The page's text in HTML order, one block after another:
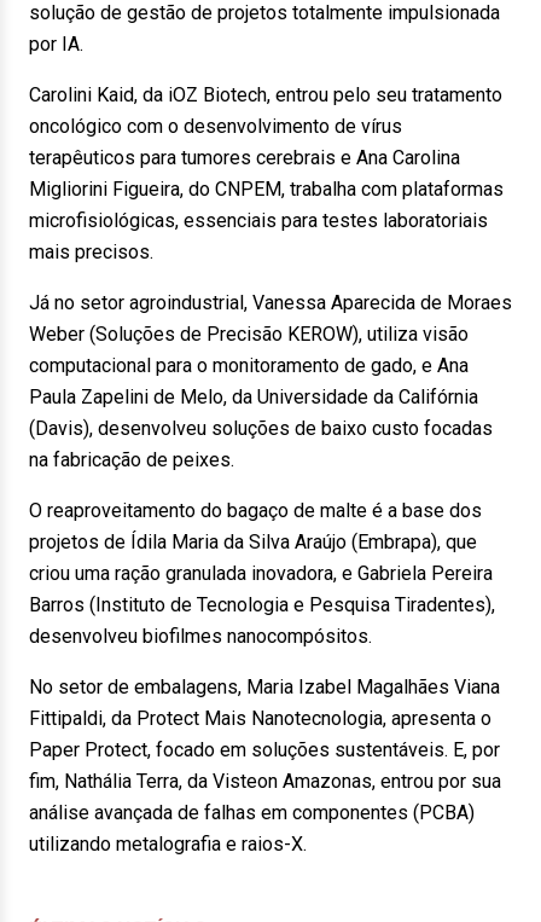
solução de gestão de projetos totalmente impulsionada
por IA.
Carolini Kaid, da iOZ Biotech, entrou pelo seu tratamento
oncológico com o desenvolvimento de vírus
terapêuticos para tumores cerebrais e Ana Carolina
Migliorini Figueira, do CNPEM, trabalha com plataformas
microfisiológicas, essenciais para testes laboratoriais
mais precisos.
Já no setor agroindustrial, Vanessa Aparecida de Moraes
Weber (Soluções de Precisão KEROW), utiliza visão
computacional para o monitoramento de gado, e Ana
Paula Zapelini de Melo, da Universidade da Califórnia
(Davis), desenvolveu soluções de baixo custo focadas
na fabricação de peixes.
O reaproveitamento do bagaço de malte é a base dos
projetos de Ídila Maria da Silva Araújo (Embrapa), que
criou uma ração granulada inovadora, e Gabriela Pereira
Barros (Instituto de Tecnologia e Pesquisa Tiradentes),
desenvolveu biofilmes nanocompósitos.
No setor de embalagens, Maria Izabel Magalhães Viana
Fittipaldi, da Protect Mais Nanotecnologia, apresenta o
Paper Protect, focado em soluções sustentáveis. E, por
fim, Nathália Terra, da Visteon Amazonas, entrou por sua
análise avançada de falhas em componentes (PCBA)
utilizando metalografia e raios-X.